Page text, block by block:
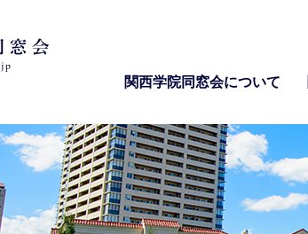
関西学院同窓会について